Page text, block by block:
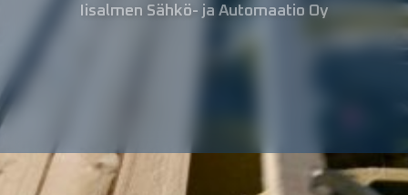
Iisalmen Sähkö- ja Automaatio Oy